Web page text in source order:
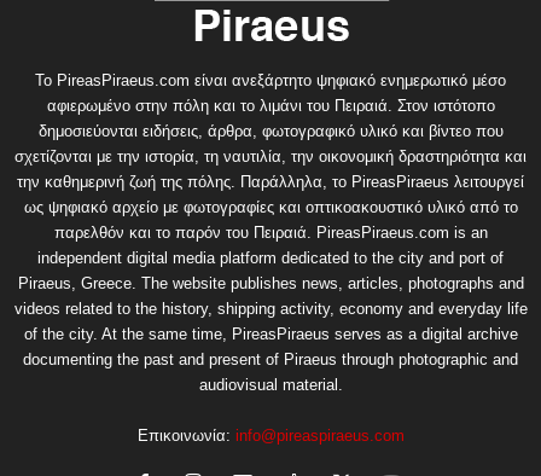
Το PireasPiraeus.com είναι ανεξάρτητο ψηφιακό ενημερωτικό μέσο
αφιερωμένο στην πόλη και το λιμάνι του Πειραιά. Στον ιστότοπο
δημοσιεύονται ειδήσεις, άρθρα, φωτογραφικό υλικό και βίντεο που
σχετίζονται με την ιστορία, τη ναυτιλία, την οικονομική δραστηριότητα και
την καθημερινή ζωή της πόλης. Παράλληλα, το PireasPiraeus λειτουργεί
ως ψηφιακό αρχείο με φωτογραφίες και οπτικοακουστικό υλικό από το
παρελθόν και το παρόν του Πειραιά. PireasPiraeus.com is an
independent digital media platform dedicated to the city and port of
Piraeus, Greece. The website publishes news, articles, photographs and
videos related to the history, shipping activity, economy and everyday life
of the city. At the same time, PireasPiraeus serves as a digital archive
documenting the past and present of Piraeus through photographic and
audiovisual material.
Επικοινωνία: info@pireaspiraeus.com